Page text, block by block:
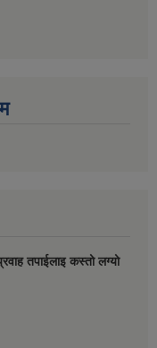
तपाईलाइ कस्तो लग्यो